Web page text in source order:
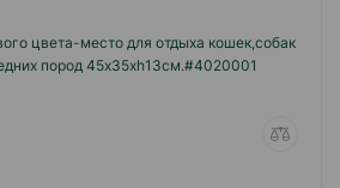
цвета-место для отдыха кошек,собак
пород 45x35xh13см.#4020001